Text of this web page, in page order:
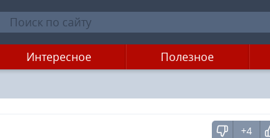
Интересное Полезное
+4